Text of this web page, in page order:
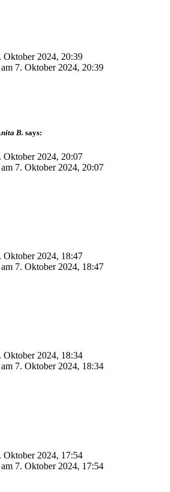
Oktober 2024, 20:39
7. Oktober 2024, 20:39
B. says:
Oktober 2024, 20:07
7. Oktober 2024, 20:07
Oktober 2024, 18:47
7. Oktober 2024, 18:47
Oktober 2024, 18:34
7. Oktober 2024, 18:34
Oktober 2024, 17:54
7. Oktober 2024, 17:54